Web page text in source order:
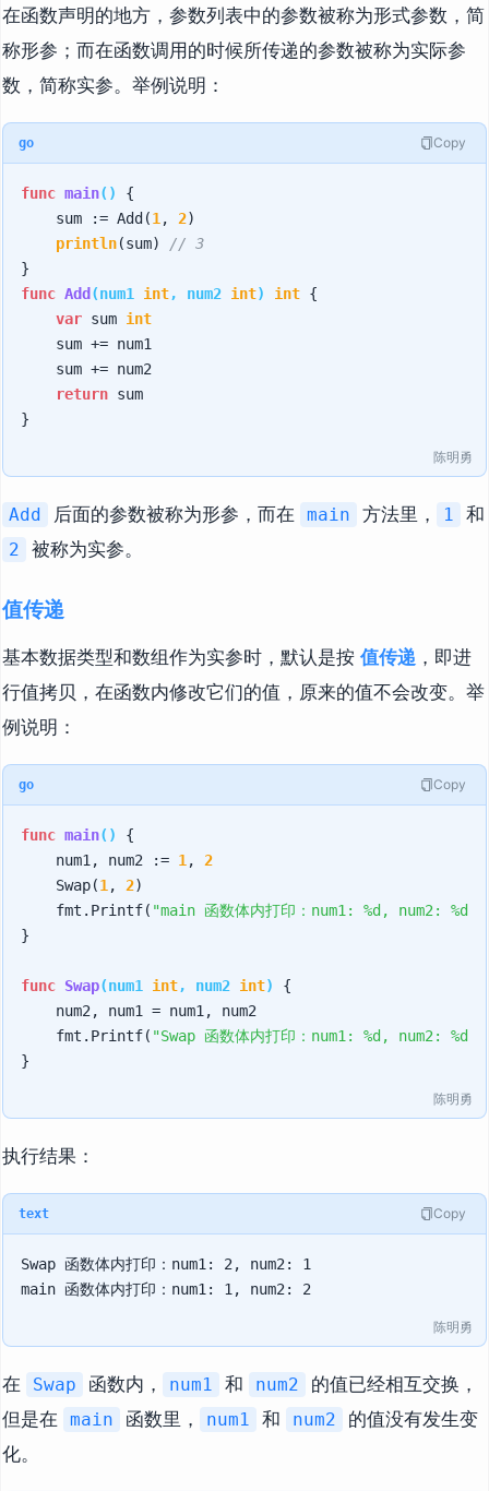
在函数声明的地方，参数列表中的参数被称为形式参数，简
称形参；而在函数调用的时候所传递的参数被称为实际参
数，简称实参。举例说明：
go Copy
func main()
{
    sum := Add(
1 , 2)
println(sum)
// 3
func Add (num1 int, num2 int) int {
var sum int
    sum += num1
    sum += num2
return sum
陈明勇
Add 后面的参数被称为形参，而在 main 方法里， 1 和
2 被称为实参。
值传递
基本数据类型和数组作为实参时，默认是按 值传递 ，即进
行值拷贝，在函数内修改它们的值，原来的值不会改变。举
例说明：
go Copy
func main()
{
    num1, num2 :=
1 , 2
    Swap(
1 , 2)
    fmt.Printf(
"main 函数体内打印：num1: %d, num2: %d"
}
func Swap(num1 int, num2 int)
{
    num2, num1 = num1, num2
    fmt.Printf(
"Swap 函数体内打印：num1: %d, num2:
陈明勇
执行结果：
text Copy
Swap 函数体内打印：num1: 2, num2: 1
陈明勇
在 Swap 函数内， num1 和 num2
的值已经相互交换，
但是在
main 函数里， num1 和 num2
的值没有发生变
化。